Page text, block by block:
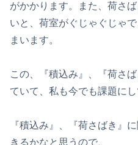
がかかります。また、荷さ
いと、荷室がぐじゃぐじゃ
まいます。
この、『積込み』、『荷さ
ていて、私も今でも課題にし
『積込み』、『荷さばき』
きるかなと思うので、